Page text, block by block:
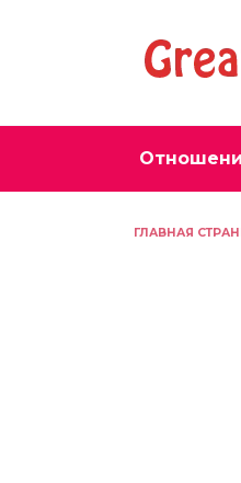
ГЛАВНАЯ